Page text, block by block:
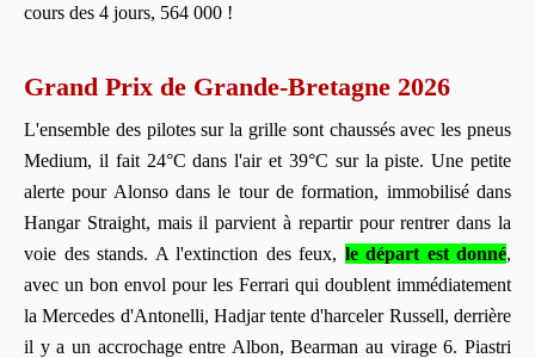
cours des 4 jours, 564 000 !
Grand Prix de Grande-Bretagne 2026
L'ensemble des pilotes sur la grille sont chaussés avec les pneus
Medium, il fait 24°C dans l'air et 39°C sur la piste. Une petite
alerte pour Alonso dans le tour de formation, immobilisé dans
Hangar Straight, mais il parvient à repartir pour rentrer dans la
voie des stands. A l'extinction des feux, le départ est donné,
avec un bon envol pour les Ferrari qui doublent immédiatement
la Mercedes d'Antonelli, Hadjar tente d'harceler Russell, derrière
il y a un accrochage entre Albon, Bearman au virage 6. Piastri